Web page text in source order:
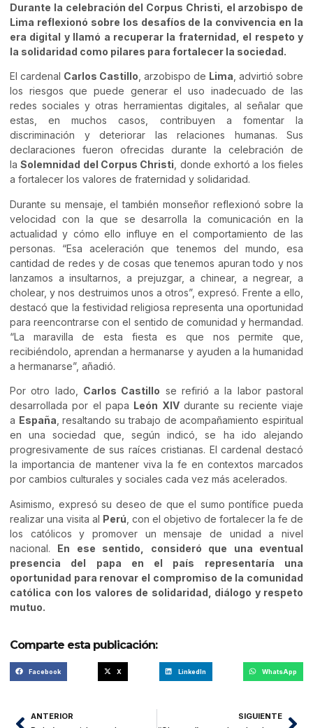
Durante la celebración del Corpus Christi, el arzobispo de
Lima reflexionó sobre los desafíos de la convivencia en la
era digital y llamó a recuperar la fraternidad, el respeto y
la solidaridad como pilares para fortalecer la sociedad.
El cardenal Carlos Castillo , arzobispo de Lima , advirtió sobre
los riesgos que puede generar el uso inadecuado de las
redes sociales y otras herramientas digitales, al señalar que
estas, en muchos casos, contribuyen a fomentar la
discriminación y deteriorar las relaciones humanas. Sus
declaraciones fueron ofrecidas durante la celebración de
laSolemnidad del Corpus Christi , donde exhortó a los fieles
a fortalecer los valores de fraternidad y solidaridad.
Durante su mensaje, el también monseñor reflexionó sobre la
velocidad con la que se desarrolla la comunicación en la
actualidad y cómo ello influye en el comportamiento de las
personas. “Esa aceleración que tenemos del mundo, esa
cantidad de redes y de cosas que tenemos apuran todo y nos
lanzamos a insultarnos, a prejuzgar, a chinear, a negrear, a
cholear, y nos destruimos unos a otros”, expresó. Frente a ello,
destacó que la festividad religiosa representa una oportunidad
para reencontrarse con el sentido de comunidad y hermandad.
“La maravilla de esta fiesta es que nos permite que,
recibiéndolo, aprendan a hermanarse y ayuden a la humanidad
a hermanarse”, añadió.
Por otro lado, Carlos Castillo se refirió a la labor pastoral
desarrollada por el papa León XIVdurante su reciente viaje
a España , resaltando su trabajo de acompañamiento espiritual
en una sociedad que, según indicó, se ha ido alejando
progresivamente de sus raíces cristianas. El cardenal destacó
la importancia de mantener viva la fe en contextos marcados
por cambios culturales y sociales cada vez más acelerados.
Asimismo, expresó su deseo de que el sumo pontífice pueda
realizar una visita al Perú , con el objetivo de fortalecer la fe de
los católicos y promover un mensaje de unidad a nivel
nacional. En ese sentido, consideró que una eventual
presencia del papa en el país representaría una
oportunidad para renovar el compromiso de la comunidad
católica con los valores de solidaridad, diálogo y respeto
mutuo.
Comparte esta publicación:
Facebook X LinkedIn WhatsApp
ANTERIOR SIGUIENTE